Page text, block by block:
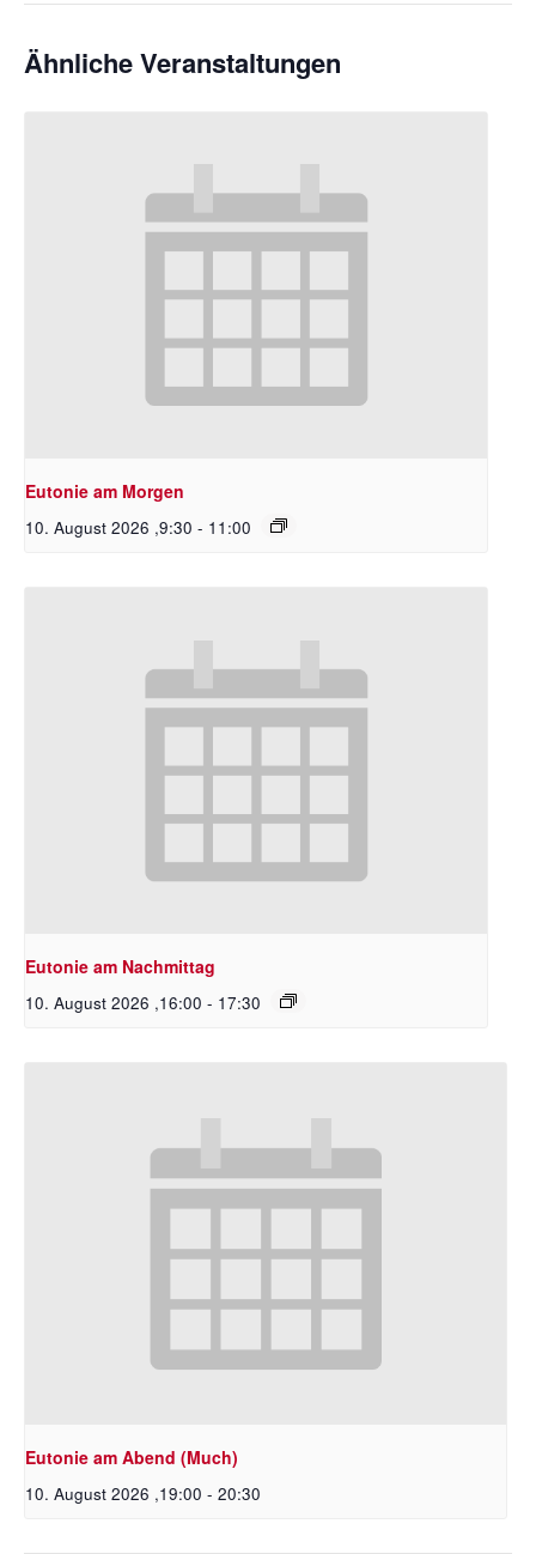
Ähnliche Veranstaltungen
Eutonie am Morgen
10. August 2026 ,9:30 - 11:00
Eutonie am Nachmittag
10. August 2026 ,16:00 - 17:30
Eutonie am Abend (Much)
10. August 2026 ,19:00 - 20:30